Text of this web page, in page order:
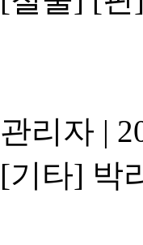
관리자 |
[기타] 박